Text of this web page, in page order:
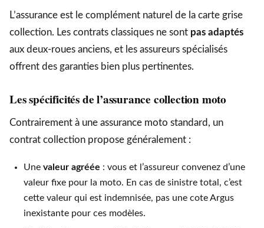
L’assurance est le complément naturel de la carte grise
collection. Les contrats classiques ne sont pas adaptés
aux deux-roues anciens, et les assureurs spécialisés
offrent des garanties bien plus pertinentes.
Les spécificités de l’assurance collection moto
Contrairement à une assurance moto standard, un
contrat collection propose généralement :
Une valeur agréée : vous et l’assureur convenez d’une
valeur fixe pour la moto. En cas de sinistre total, c’est
cette valeur qui est indemnisée, pas une cote Argus
inexistante pour ces modèles.